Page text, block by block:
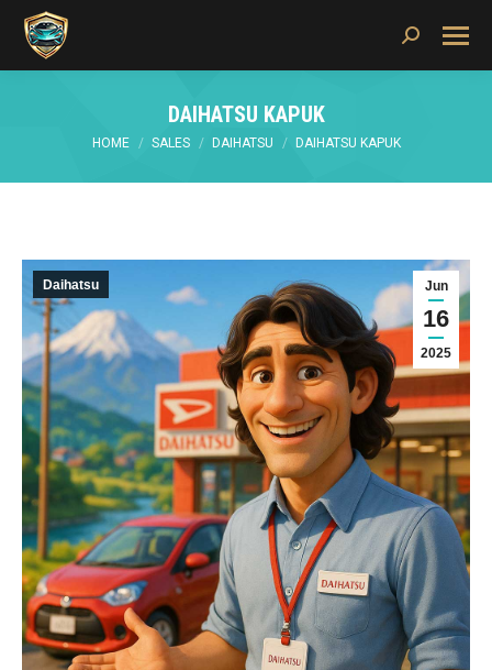
Search:
DAIHATSU KAPUK
You are here:
HOME SALES DAIHATSU DAIHATSU KAPUK
Jun
16
2025
Daihatsu